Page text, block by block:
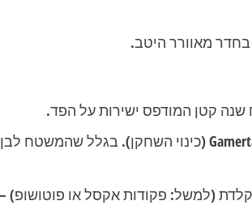
בחדר מאוורר היטב.
שנה קטן המודפס ישירות על הפד.
(למשל: פקודות אקסל או פוטושופ)